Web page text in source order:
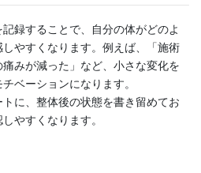
録することで、自分の体がどのよ
やすくなります。例えば、「施術
みが減った」など、小さな変化を
ベーションになります。
に、整体後の状態を書き留めてお
やすくなります。